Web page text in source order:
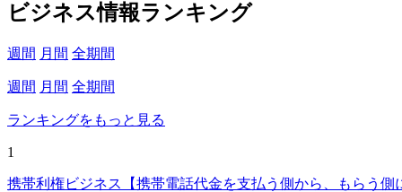
ビジネス情報ランキング
週間 月間 全期間
週間 月間 全期間
ランキングをもっと見る
1
携帯利権ビジネス【携帯電話代金を支払う側から、もらう側